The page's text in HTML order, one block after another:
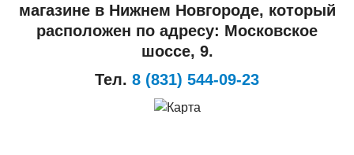
магазине в Нижнем Новгороде, который
расположен по адресу: Московское
шоссе, 9.
Тел. 8 (831) 544-09-23